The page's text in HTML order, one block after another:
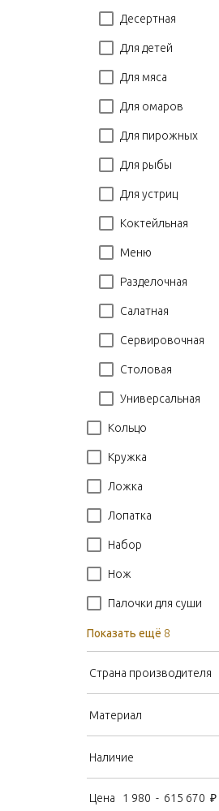
Десертная
Для детей
Для мяса
Для омаров
Для пирожных
Для рыбы
Для устриц
Коктейльная
Меню
Разделочная
Салатная
Сервировочная
Столовая
Универсальная
Кольцо
Кружка
Ложка
Лопатка
Набор
Нож
Палочки для суши
Показать ещё 8
Страна производителя
Материал
Наличие
Цена 1 980 - 615 670 ₽